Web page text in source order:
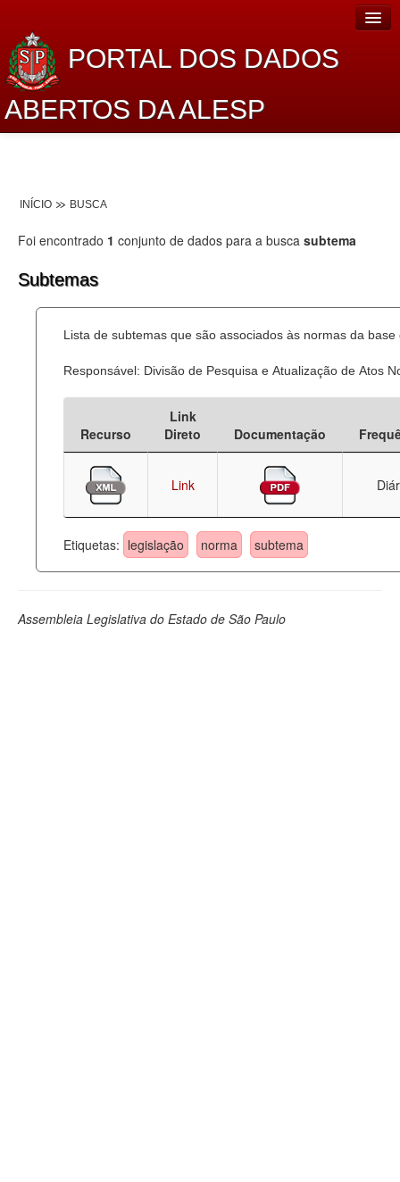
PORTAL DOS DADOS
ABERTOS DA ALESP
Lei de Acesso à Informação
Dados Governamentais Abertos
Processo Legislativo
Deputados Estaduais
Administração
Legislação
Perguntas frequentes
INÍCIO BUSCA
Foi encontrado 1 conjunto de dados para a busca subtema
Subtemas
Lista de subtemas que são associados às normas da
Responsável: Divisão de Pesquisa e Atualização de Atos
Recurso
Link
Direto
Documentação
Link
Etiquetas: legislação norma subtema
Assembleia Legislativa do Estado de São Paulo